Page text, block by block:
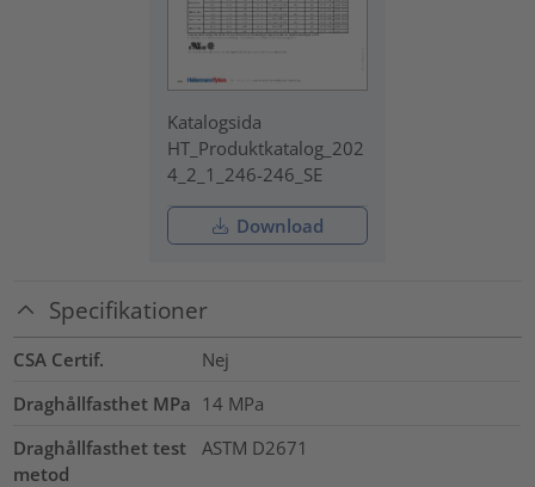
Katalogsida
HT_Produktkatalog_202
4_2_1_246-246_SE
Download
Specifikationer
CSA Certif.
Nej
Draghållfasthet MPa 14 MPa
Draghållfasthet test
metod
ASTM D2671